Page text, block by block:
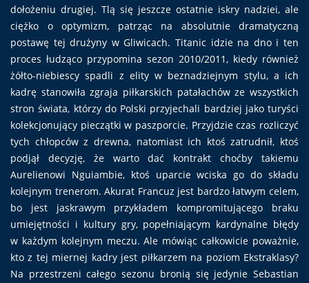
dołożeniu drugiej. Tlą się jeszcze ostatnie iskry nadziei, ale
ciężko o optymizm, patrząc na absolutnie dramatyczną
postawę tej drużyny w Gliwicach. Titanic idzie na dno i ten
proces łudząco przypomina sezon 2010/2011, kiedy również
żółto-niebiescy spadli z elity w beznadziejnym stylu, a ich
kadrę stanowiła zgraja piłkarskich patałachów ze wszystkich
stron świata, którzy do Polski przyjechali bardziej jako turyści
kolekcjonujący pieczątki w paszporcie. Przyjdzie czas rozliczyć
tych chłopców z drewna, natomiast ich ktoś zatrudnił, ktoś
podjął decyzję, że warto dać kontrakt choćby takiemu
Aurelienowi Nguiambie, ktoś uparcie wciska go do składu
kolejnym trenerom. Akurat Francuz jest bardzo łatwym celem,
bo jest jaskrawym przykładem kompromitującego braku
umiejętności i kultury gry, popełniającym kardynalne błędy
w każdym kolejnym meczu. Ale mówiąc całkowicie poważnie,
kto z tej miernej kadry jest piłkarzem na poziom Ekstraklasy?
Na przestrzeni całego sezonu bronią się jedynie Sebastian